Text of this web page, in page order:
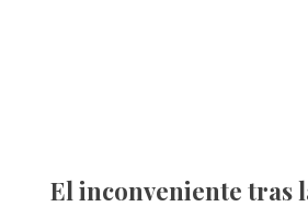
El inconveniente tras